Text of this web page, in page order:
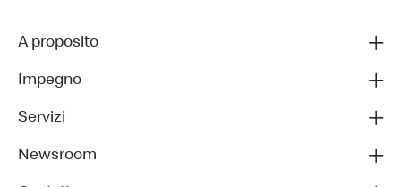
A proposito
Impegno
Servizi
Newsroom